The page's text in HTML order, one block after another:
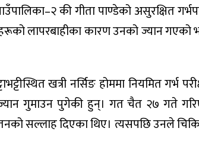
की गीता पाण्डेको असुरक्षित
लापरबाहीका कारण उनको ज्यान
खत्री नर्सिङ होममा नियमित गर्भ
गुमाउन पुगेकी हुन्। गत चैत २७ गते
सल्लाह दिएका थिए। त्यसपछि उनले